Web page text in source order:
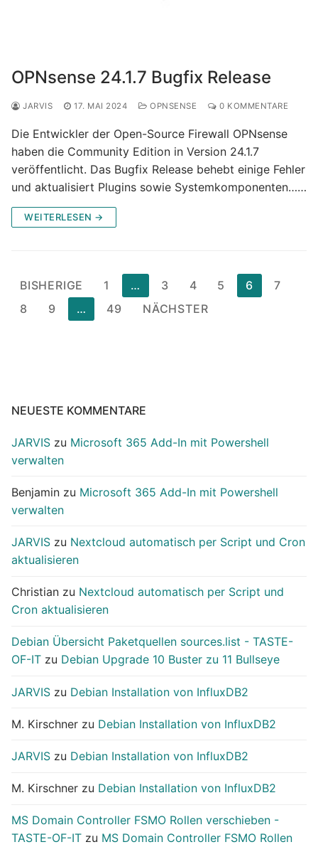
OPNsense 24.1.7 Bugfix Release
JARVIS 17. MAI 2024 OPNSENSE 0 KOMMENTARE
Die Entwickler der Open-Source Firewall OPNsense
haben die Community Edition in Version 24.1.7
veröffentlicht. Das Bugfix Release behebt einige Fehler
und aktualisiert Plugins sowie Systemkomponenten……
WEITERLESEN →
Seitennummerierung
der
Beiträge
BISHERIGE 1 … 3 4 5 6
7
8
9 … 49 NÄCHSTER
NEUESTE KOMMENTARE
JARVIS zu Microsoft 365 Add-In mit Powershell
verwalten
Benjamin zu Microsoft 365 Add-In mit Powershell
verwalten
JARVIS zu Nextcloud automatisch per Script und Cron
aktualisieren
Christian zu Nextcloud automatisch per Script und
Cron aktualisieren
Debian Übersicht Paketquellen sources.list - TASTE-
OF-IT zu Debian Upgrade 10 Buster zu 11 Bullseye
JARVIS zu Debian Installation von InfluxDB2
M. Kirschner zu Debian Installation von InfluxDB2
JARVIS zu Debian Installation von InfluxDB2
M. Kirschner zu Debian Installation von InfluxDB2
MS Domain Controller FSMO Rollen verschieben -
TASTE-OF-IT zu MS Domain Controller FSMO Rollen